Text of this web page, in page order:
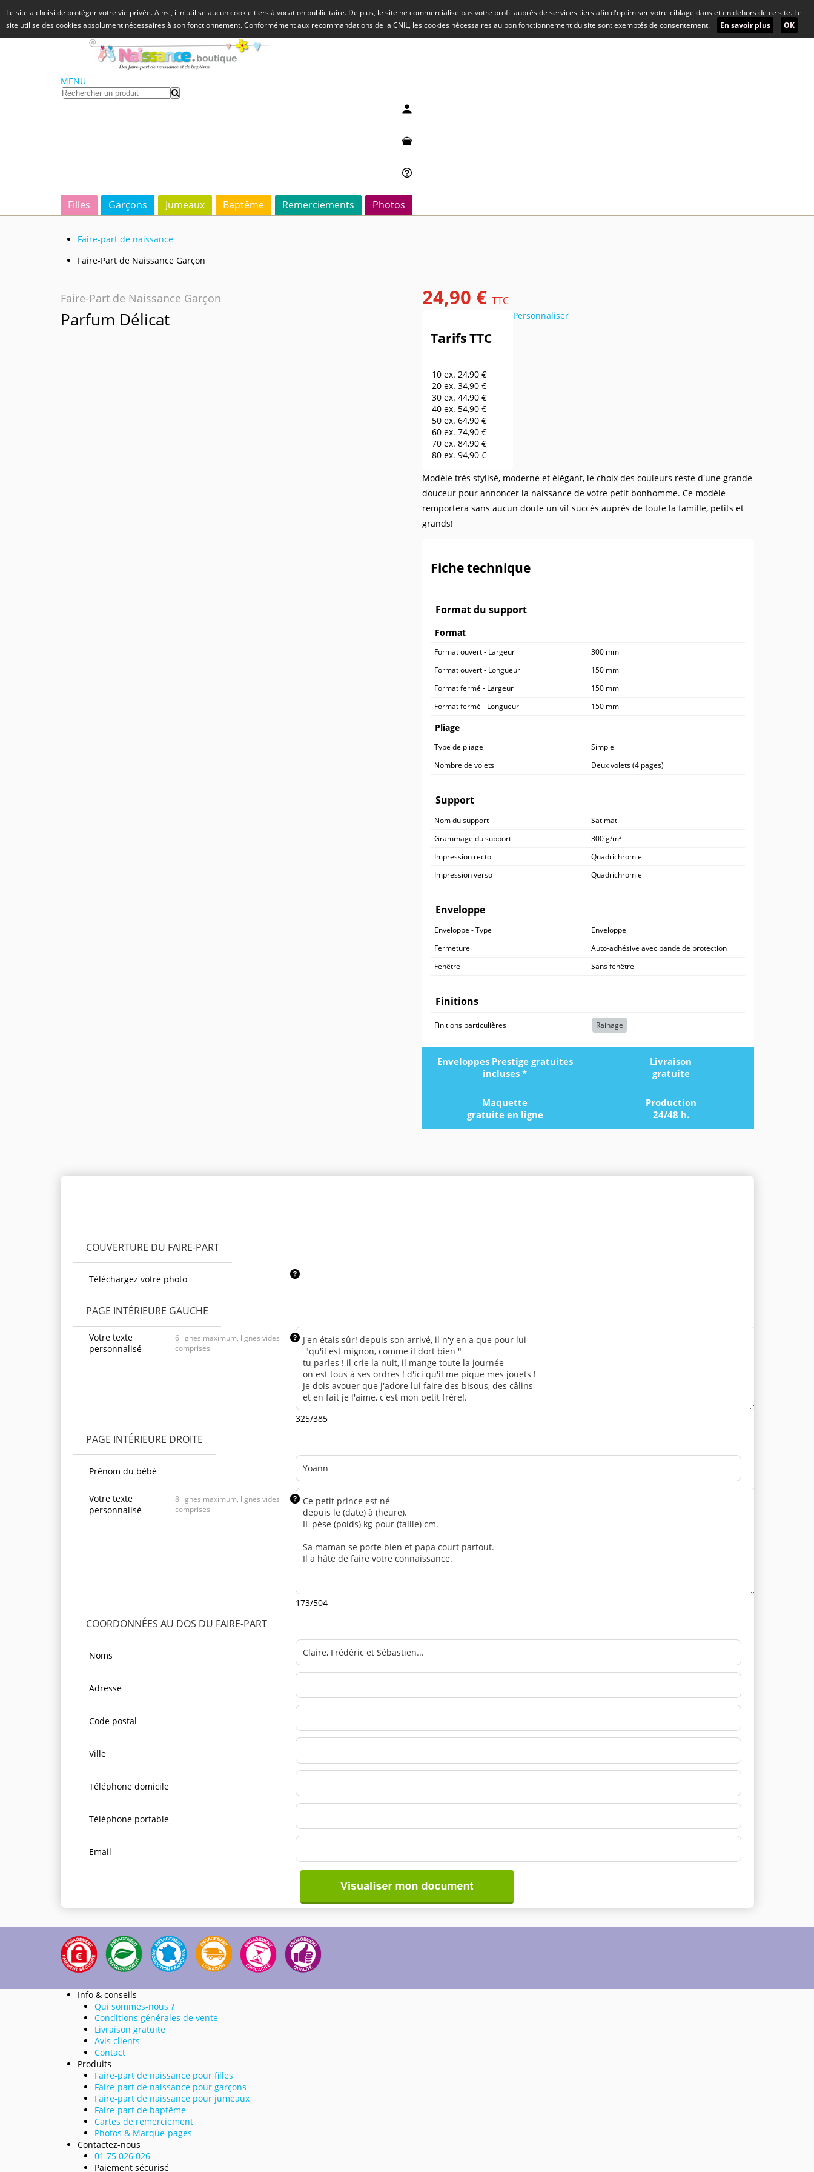
Le site a choisi de protéger votre vie privée. Ainsi, il n'utilise aucun cookie tiers à vocation publicitaire. De plus, le site ne commercialise pas votre profil auprès de services tiers afin d'optimiser votre ciblage dans et en dehors de ce site. Le
site utilise des cookies absolument nécessaires à son fonctionnement. Conformément aux recommandations de la CNIL, les cookies nécessaires au bon fonctionnement du site sont exemptés de consentement.
En savoir plus OK
MENU
Filles Garçons Jumeaux Baptême Remerciements Photos
Faire-part de naissance
Faire-Part de Naissance Garçon
Faire-Part de Naissance Garçon
Parfum Délicat
24,90 € TTC
Tarifs TTC
10 ex. 24,90 €
20 ex. 34,90 €
30 ex. 44,90 €
40 ex. 54,90 €
50 ex. 64,90 €
60 ex. 74,90 €
70 ex. 84,90 €
80 ex. 94,90 €
100 ex.114,90 €
150 ex.164,90 €
200 ex.
250 ex.264,90 €
300 ex.
700 ex.514,90 €
1 000 ex. 664,90 €
Personnaliser
Modèle très stylisé, moderne et élégant, le choix des couleurs reste d'une grande
douceur pour annoncer la naissance de votre petit bonhomme. Ce modèle
remportera sans aucun doute un vif succès auprès de toute la famille, petits et
grands!
Fiche technique
Format du support
Format
Format ouvert - Largeur
300 mm
Format ouvert - Longueur
150 mm
Format fermé - Largeur
150 mm
Format fermé - Longueur
150 mm
Pliage
Type de pliage
Simple
Nombre de volets
Deux volets (4 pages)
Support
Nom du support
Satimat
Grammage du support
300 g/m²
Impression recto
Quadrichromie
Impression verso
Quadrichromie
Enveloppe
Enveloppe - Type
Enveloppe
Fermeture
Auto-adhésive avec bande de protection
Fenêtre
Sans fenêtre
Finitions
Finitions particulières Rainage
Enveloppes Prestige gratuites
incluses *
Livraison
gratuite
Maquette
gratuite en ligne
Production
24/48 h.
COUVERTURE DU FAIRE-PART
Téléchargez votre photo
PAGE INTÉRIEURE GAUCHE
Votre texte
personnalisé
6 lignes maximum, lignes vides
comprises
325/385
PAGE INTÉRIEURE DROITE
Prénom du bébé
Votre texte
personnalisé
8 lignes maximum, lignes vides
comprises
173/504
COORDONNÉES AU DOS DU FAIRE-PART
Noms
Adresse
Code postal
Ville
Téléphone domicile
Téléphone portable
Email
Info & conseils
Qui sommes-nous ?
Conditions générales de vente
Livraison gratuite
Avis clients
Contact
Produits
Faire-part de naissance pour filles
Faire-part de naissance pour garçons
Faire-part de naissance pour jumeaux
Faire-part de baptême
Cartes de remerciement
Photos & Marque-pages
Contactez-nous
01 75 026 026
Paiement sécurisé